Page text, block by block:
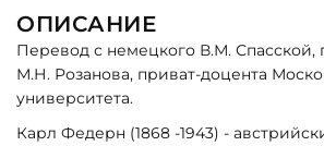
ОПИСАНИЕ
Перевод с немецкого В.М. Спасской,
М.Н. Розанова, приват-доцента
университета.
Карл Федерн (1868 -1943) -